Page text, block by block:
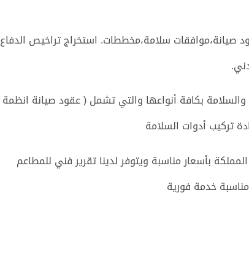
صيانة،موافقات سلامة،مخططات. استخراج تراخيص الدفاع
بكافة أنواعها والتي تشمل ( عقود صيانة انظمة
تركيب أدوات السلامة
بأسعار مناسبة ويتوفر لدينا تقرير فني للمطاعم
خدمة فورية